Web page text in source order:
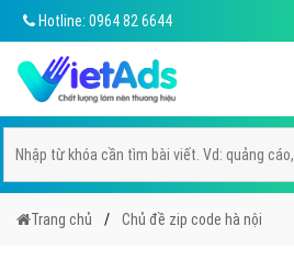
Hotline: 0964 82 6644
Trang chủ Chủ đề zip code hà nội